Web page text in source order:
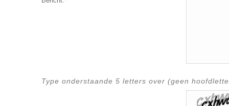
Type onderstaande 5 letters over (geen